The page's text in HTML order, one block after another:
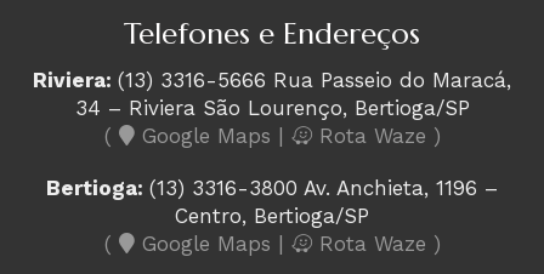
Telefones e Endereços
Riviera: (13) 3316-5666 Rua Passeio do Maracá,
34 – Riviera São Lourenço, Bertioga/SP
(
Google Maps | Rota Waze )
Bertioga: (13) 3316-3800 Av. Anchieta, 1196 –
Centro, Bertioga/SP
(
Google Maps | Rota Waze )